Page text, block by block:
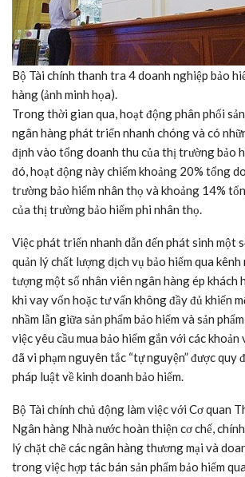
Bộ Tài chính thanh tra 4 doanh nghiệp bảo
hàng (ảnh minh họa).
Trong thời gian qua, hoạt động phân phối sản
ngân hàng phát triển nhanh chóng và có
định vào tổng doanh thu của thị trường bảo
đó, hoạt động này chiếm khoảng 20% tổng
trường bảo hiểm nhân thọ và khoảng 14%
của thị trường bảo hiểm phi nhân thọ.
Việc phát triển nhanh dẫn đến phát sinh một
quản lý chất lượng dịch vụ bảo hiểm qua kênh
tượng một số nhân viên ngân hàng ép khách
khi vay vốn hoặc tư vấn không đầy đủ khiến
nhầm lẫn giữa sản phẩm bảo hiểm và sản
việc yêu cầu mua bảo hiểm gắn với các
đã vi phạm nguyên tắc “tự nguyện” được quy
pháp luật về kinh doanh bảo hiểm.
Bộ Tài chính chủ động làm việc với Cơ quan
Ngân hàng Nhà nước hoàn thiện cơ chế,
lý chặt chẽ các ngân hàng thương mại và
trong việc hợp tác bán sản phẩm bảo hiểm